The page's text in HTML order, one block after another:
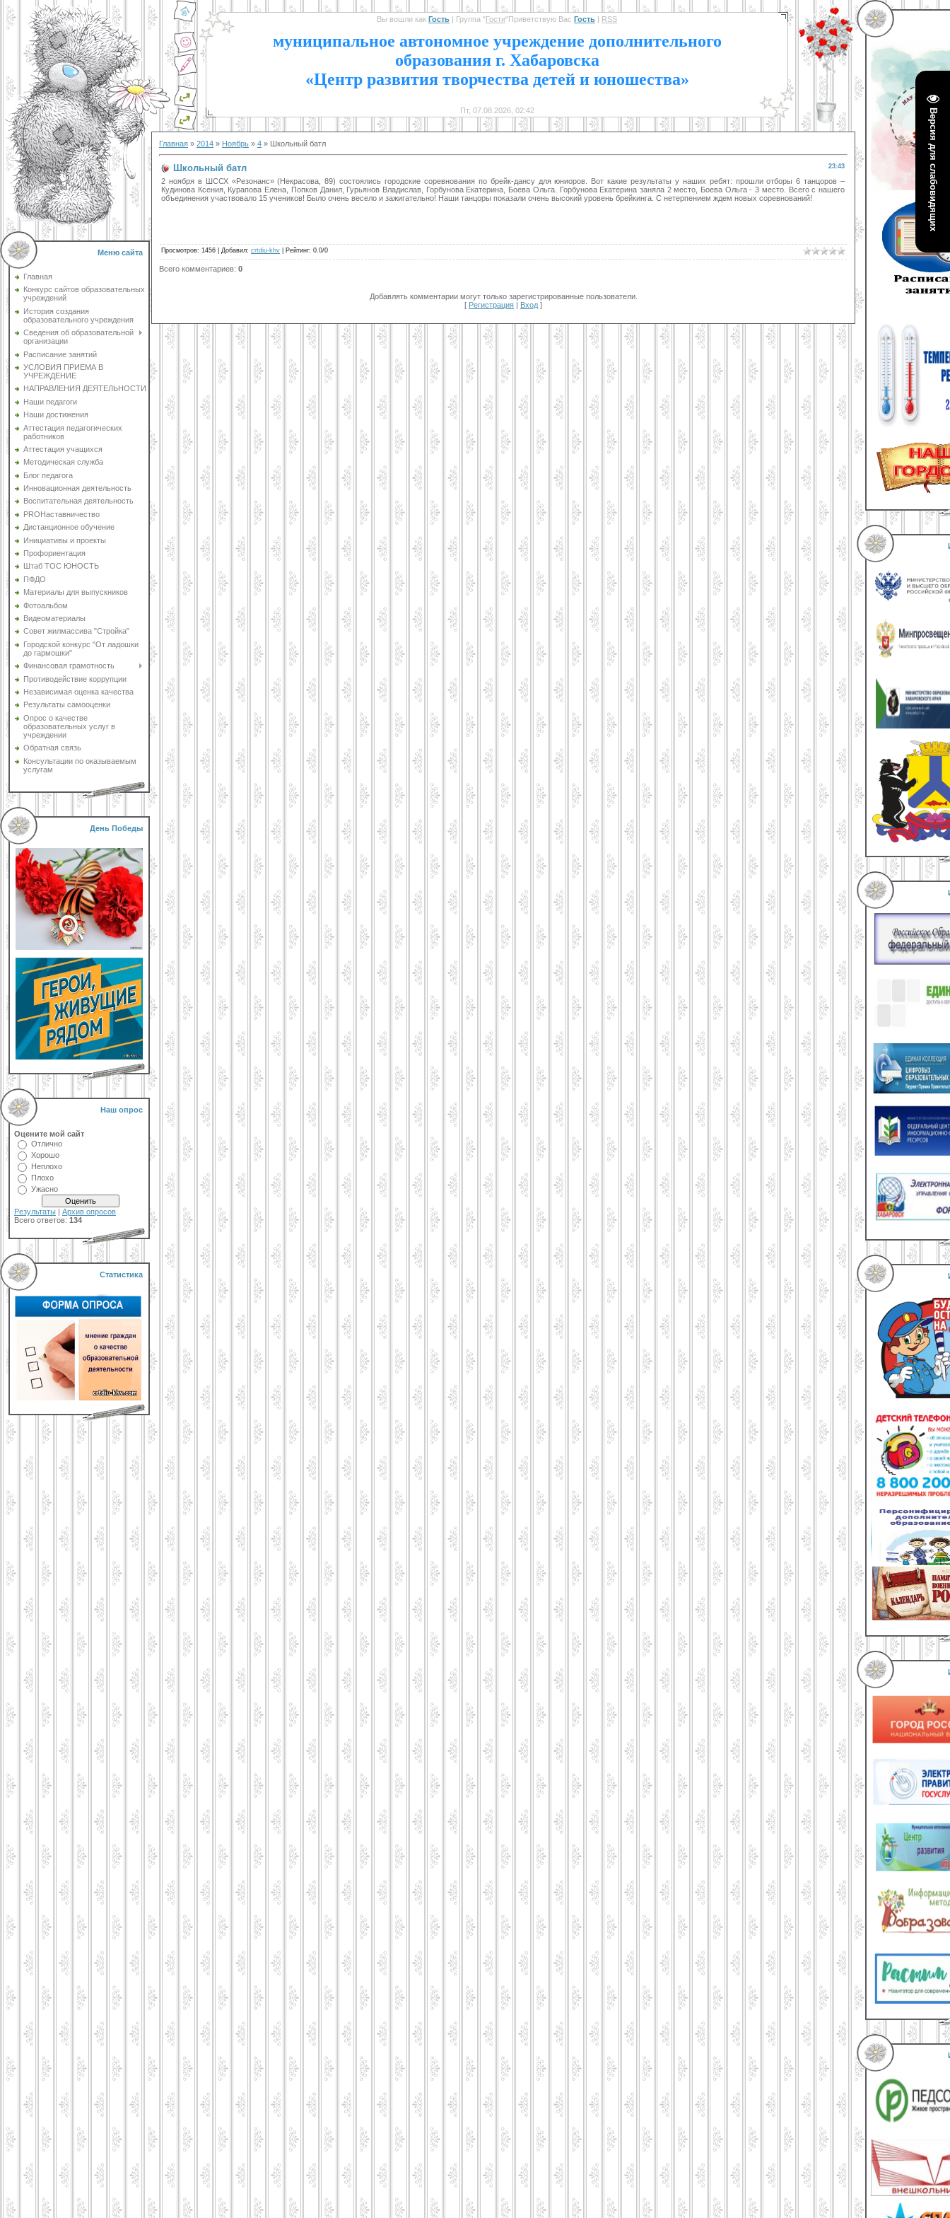
Версия для слабовидящих
Меню сайта
Главная
Конкурс сайтов образовательных
учреждений
История создания
образовательного учреждения
Сведения об образовательной
организации
Расписание занятий
УСЛОВИЯ ПРИЕМА В
УЧРЕЖДЕНИЕ
НАПРАВЛЕНИЯ ДЕЯТЕЛЬНОСТИ
Наши педагоги
Наши достижения
Аттестация педагогических
работников
Аттестация учащихся
Методическая служба
Блог педагога
Инновационная деятельность
Воспитательная деятельность
PROНаставничество
Дистанционное обучение
Инициативы и проекты
Профориентация
Штаб ТОС ЮНОСТЬ
ПФДО
Материалы для выпускников
Фотоальбом
Видеоматериалы
Совет жилмассива "Стройка"
Городской конкурс "От ладошки
до гармошки"
Финансовая грамотность
Противодействие коррупции
Независимая оценка качества
Результаты самооценки
Опрос о качестве
образовательных услуг в
учреждении
Обратная связь
Консультации по оказываемым
услугам
День Победы
Наш опрос
Оцените мой сайт
Отлично
Хорошо
Неплохо
Плохо
Ужасно
Результаты | Архив опросов
Всего ответов: 134
Статистика
Вы вошли как Гость | Группа "Гости"Приветствую Вас Гость | RSS
муниципальное автономное учреждение дополнительного
образования г. Хабаровска
«Центр развития творчества детей и юношества»
Пт, 07.08.2026, 02:42
Главная » 2014 » Ноябрь » 4 » Школьный батл
23:43
Школьный батл
2 ноября в ШССХ «Резонанс» (Некрасова, 89) состоялись городские соревнования по брейк-дансу для юниоров. Вот какие результаты у наших ребят: прошли отборы 6 танцоров –
Кудинова Ксения, Курапова Елена, Попков Данил, Гурьянов Владислав, Горбунова Екатерина, Боева Ольга. Горбунова Екатерина заняла 2 место, Боева Ольга - 3 место. Всего с нашего
объединения участвовало 15 учеников! Было очень весело и зажигательно! Наши танцоры показали очень высокий уровень брейкинга. С нетерпением ждем новых соревнований!
Просмотров: 1456 Добавил: crtdiu-khv Рейтинг: 0.0/0
Всего комментариев: 0
Добавлять комментарии могут только зарегистрированные пользователи.
[ Регистрация | Вход ]